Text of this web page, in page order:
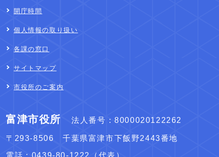
開庁時間
個人情報の取り扱い
各課の窓口
サイトマップ
市役所のご案内
富津市役所 法人番号：8000020122262
〒293-8506 千葉県富津市下飯野2443番地
電話： 0439-80-1222 （代表）